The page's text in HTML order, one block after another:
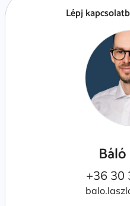
Lépj
+36 30